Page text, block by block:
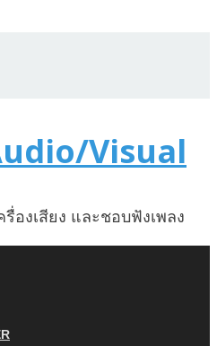
Visual
องเสียง และชอบฟังเพลง